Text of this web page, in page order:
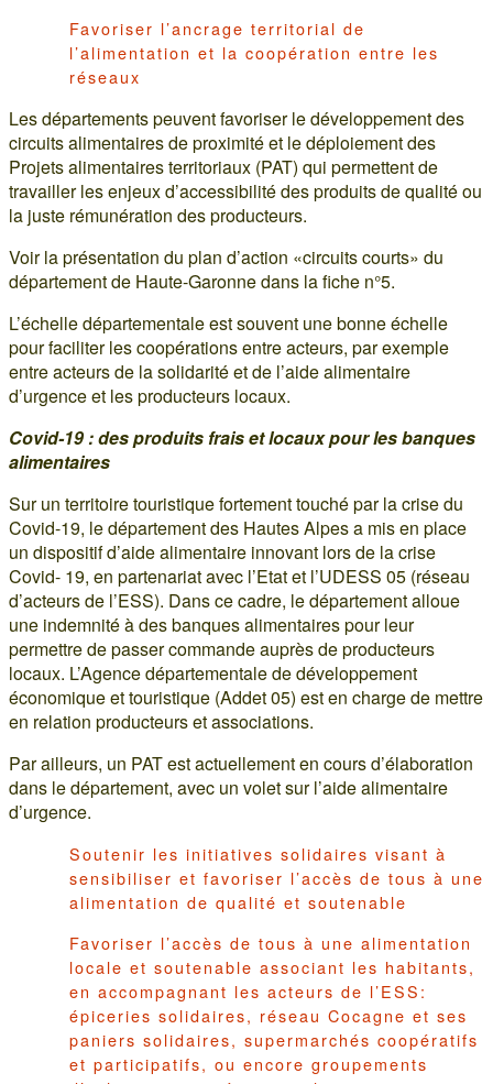
Favoriser l’ancrage territorial de
l’alimentation et la coopération entre les
réseaux
Les départements peuvent favoriser le développement des
circuits alimentaires de proximité et le déploiement des
Projets alimentaires territoriaux (PAT) qui permettent de
travailler les enjeux d’accessibilité des produits de qualité ou
la juste rémunération des producteurs.
Voir la présentation du plan d’action «circuits courts» du
département de Haute-Garonne dans la fiche n°5.
L’échelle départementale est souvent une bonne échelle
pour faciliter les coopérations entre acteurs, par exemple
entre acteurs de la solidarité et de l’aide alimentaire
d’urgence et les producteurs locaux.
Covid-19 : des produits frais et locaux pour les banques
alimentaires
Sur un territoire touristique fortement touché par la crise du
Covid-19, le département des Hautes Alpes a mis en place
un dispositif d’aide alimentaire innovant lors de la crise
Covid- 19, en partenariat avec l’Etat et l’UDESS 05 (réseau
d’acteurs de l’ESS). Dans ce cadre, le département alloue
une indemnité à des banques alimentaires pour leur
permettre de passer commande auprès de producteurs
locaux. L’Agence départementale de développement
économique et touristique (Addet 05) est en charge de mettre
en relation producteurs et associations.
Par ailleurs, un PAT est actuellement en cours d’élaboration
dans le département, avec un volet sur l’aide alimentaire
d’urgence.
Soutenir les initiatives solidaires visant à
sensibiliser et favoriser l’accès de tous à une
alimentation de qualité et soutenable
Favoriser l’accès de tous à une alimentation
locale et soutenable associant les habitants,
en accompagnant les acteurs de l’ESS:
épiceries solidaires, réseau Cocagne et ses
paniers solidaires, supermarchés coopératifs
et participatifs, ou encore groupements